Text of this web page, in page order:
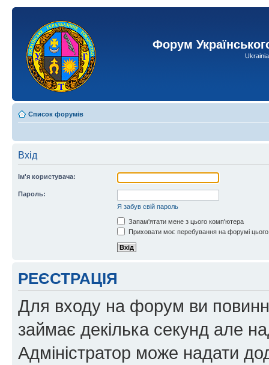
Форум
Список форумів
Вхід
Ім'я користувача:
Пароль:
Я забув свій пароль
Запам'ятати мене з цього комп'ютера
Приховати моє перебування на форумі
РЕЄСТРАЦІЯ
Для входу на форум ви
займає декілька секунд але
Адміністратор може надати